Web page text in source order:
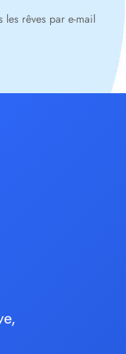
les rêves par e-mail